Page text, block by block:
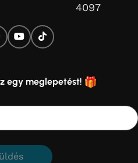
4097
egy meglepetést!